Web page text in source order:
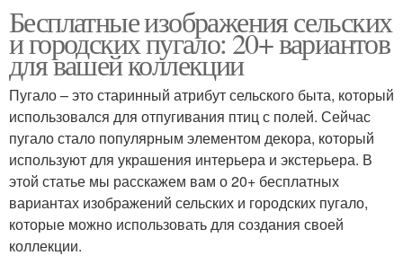
Бесплатные изображения сельских
и городских пугало: 20+ вариантов
для вашей коллекции
Пугало – это старинный атрибут сельского быта, который
использовался для отпугивания птиц с полей. Сейчас
пугало стало популярным элементом декора, который
используют для украшения интерьера и экстерьера. В
этой статье мы расскажем вам о 20+ бесплатных
вариантах изображений сельских и городских пугало,
которые можно использовать для создания своей
коллекции.